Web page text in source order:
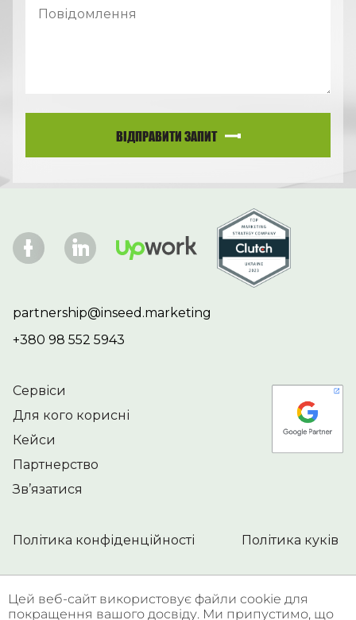
ВІДПРАВИТИ ЗАПИТ
partnership@inseed.marketing
+380 98 552 5943
Сервіси
Для кого корисні
Кейси
Партнерство
Зв’язатися
Політика конфіденційності Політика куків
© Copyright 2026
Цей веб-сайт використовує файли cookie для
покращення вашого досвіду. Ми припустимо, що